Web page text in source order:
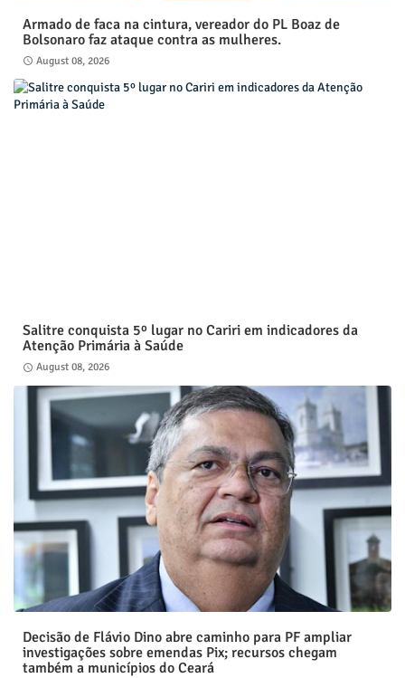
Armado de faca na cintura, vereador do PL Boaz de
Bolsonaro faz ataque contra as mulheres.
August 08, 2026
Salitre conquista 5º lugar no Cariri em indicadores da
Atenção Primária à Saúde
August 08, 2026
Decisão de Flávio Dino abre caminho para PF ampliar
investigações sobre emendas Pix; recursos chegam
também a municípios do Ceará